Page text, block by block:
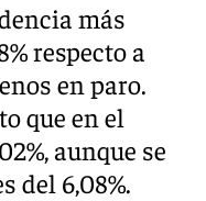
más
respecto a
en paro.
que en el
aunque se
del 6,08%.